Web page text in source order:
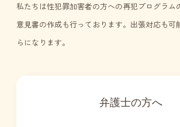
私たちは性犯罪加害者の方への再犯プログラム
意見書の作成も行っております。出張対応も可
らになります。
弁護士の方へ